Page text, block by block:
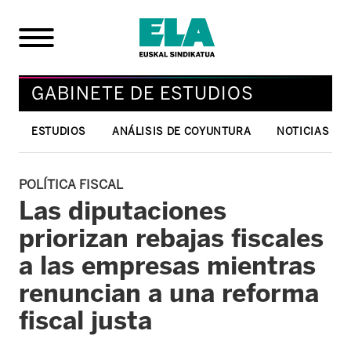
GABINETE DE ESTUDIOS
ESTUDIOS ANÁLISIS DE COYUNTURA NOTICIAS
POLÍTICA FISCAL
Las diputaciones
priorizan rebajas fiscales
a las empresas mientras
renuncian a una reforma
fiscal justa